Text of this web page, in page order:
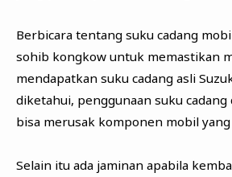
Berbicara tentang suku cadang
sohib kongkow untuk memastikan
mendapatkan suku cadang asli
diketahui, penggunaan suku cadang
bisa merusak komponen mobil yang
Selain itu ada jaminan apabila